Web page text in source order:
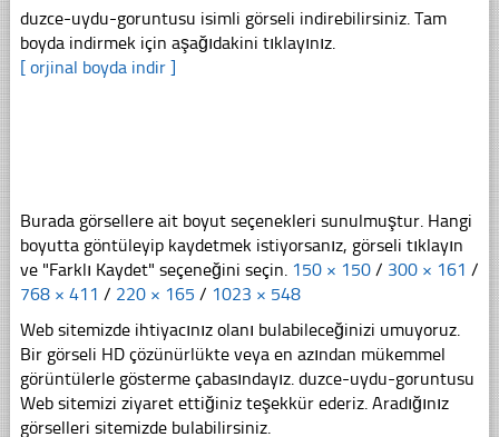
duzce-uydu-goruntusu isimli görseli indirebilirsiniz. Tam
boyda indirmek için aşağıdakini tıklayınız.
[ orjinal boyda indir ]
Burada görsellere ait boyut seçenekleri sunulmuştur. Hangi
boyutta göntüleyip kaydetmek istiyorsanız, görseli tıklayın
ve "Farklı Kaydet" seçeneğini seçin. 150 × 150 / 300 × 161 /
768 × 411 / 220 × 165 / 1023 × 548
Web sitemizde ihtiyacınız olanı bulabileceğinizi umuyoruz.
Bir görseli HD çözünürlükte veya en azından mükemmel
görüntülerle gösterme çabasındayız. duzce-uydu-goruntusu
Web sitemizi ziyaret ettiğiniz teşekkür ederiz. Aradığınız
görselleri sitemizde bulabilirsiniz.